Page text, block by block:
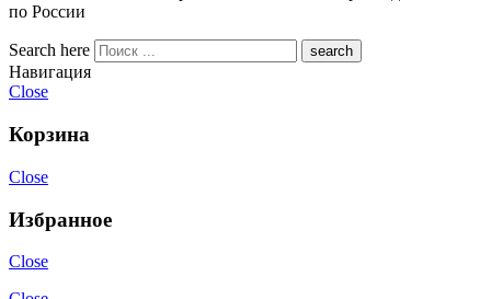
по России
Search here
Навигация
Close
Корзина
Close
Избранное
Close